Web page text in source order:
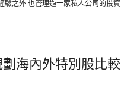
驗之外 也管理過一家私人公司的投資
海內外特別股比較